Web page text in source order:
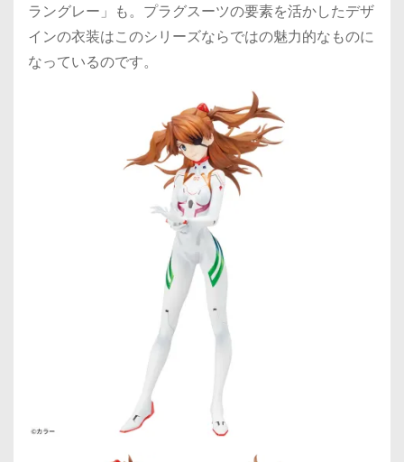
ラングレー」も。プラグスーツの要素を活かしたデザ
インの衣装はこのシリーズならではの魅力的なものに
なっているのです。